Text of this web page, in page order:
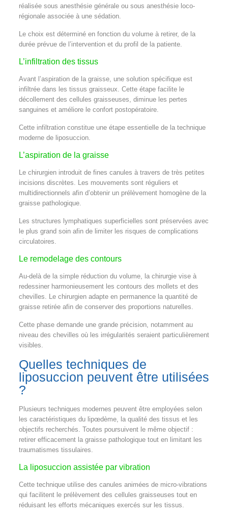
réalisée sous anesthésie générale ou sous anesthésie loco-
régionale associée à une sédation.
Le choix est déterminé en fonction du volume à retirer, de la
durée prévue de l’intervention et du profil de la patiente.
L’infiltration des tissus
Avant l’aspiration de la graisse, une solution spécifique est
infiltrée dans les tissus graisseux. Cette étape facilite le
décollement des cellules graisseuses, diminue les pertes
sanguines et améliore le confort postopératoire.
Cette infiltration constitue une étape essentielle de la technique
moderne de liposuccion.
L’aspiration de la graisse
Le chirurgien introduit de fines canules à travers de très petites
incisions discrètes. Les mouvements sont réguliers et
multidirectionnels afin d’obtenir un prélèvement homogène de la
graisse pathologique.
Les structures lymphatiques superficielles sont préservées avec
le plus grand soin afin de limiter les risques de complications
circulatoires.
Le remodelage des contours
Au-delà de la simple réduction du volume, la chirurgie vise à
redessiner harmonieusement les contours des mollets et des
chevilles. Le chirurgien adapte en permanence la quantité de
graisse retirée afin de conserver des proportions naturelles.
Cette phase demande une grande précision, notamment au
niveau des chevilles où les irrégularités seraient particulièrement
visibles.
Quelles techniques de
liposuccion peuvent être utilisées
?
Plusieurs techniques modernes peuvent être employées selon
les caractéristiques du lipœdème, la qualité des tissus et les
objectifs recherchés. Toutes poursuivent le même objectif :
retirer efficacement la graisse pathologique tout en limitant les
traumatismes tissulaires.
La liposuccion assistée par vibration
Cette technique utilise des canules animées de micro-vibrations
qui facilitent le prélèvement des cellules graisseuses tout en
réduisant les efforts mécaniques exercés sur les tissus.